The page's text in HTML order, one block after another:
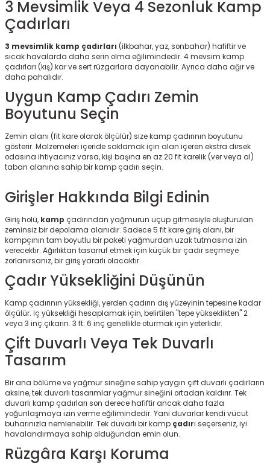
3 Mevsimlik Veya 4 Sezonluk Kamp
Çadırları
3 mevsimlik kamp çadırları (ilkbahar, yaz, sonbahar) hafiftir ve
sıcak havalarda daha serin olma eğilimindedir. 4 mevsim kamp
çadırları (kış) kar ve sert rüzgarlara dayanabilir. Ayrıca daha ağır ve
daha pahalıdır.
Uygun Kamp Çadırı Zemin
Boyutunu Seçin
Zemin alanı (fit kare olarak ölçülür) size kamp çadırının boyutunu
gösterir. Malzemeleri içeride saklamak için alan içeren ekstra dirsek
odasına ihtiyacınız varsa, kişi başına en az 20 fit karelik (ver veya al)
taban alanına sahip bir kamp çadırı seçin.
Girişler Hakkında Bilgi Edinin
Giriş holü, kamp çadırından yağmurun uçup gitmesiyle oluşturulan
zeminsiz bir depolama alanıdır. Sadece 5 fit kare giriş alanı, bir
kampçının tam boyutlu bir paketi yağmurdan uzak tutmasına izin
verecektir. Ağırlıktan tasarruf etmek için küçük bir çadır seçmeye
zorlanırsanız, bir giriş yararlı olacaktır.
Çadır Yüksekliğini Düşünün
Kamp çadırının yüksekliği, yerden çadırın dış yüzeyinin tepesine kadar
ölçülür. İç yüksekliği hesaplamak için, belirtilen "tepe yükseklikten" 2
veya 3 inç çıkarın. 3 ft. 6 inç genellikle oturmak için yeterlidir.
Çift Duvarlı Veya Tek Duvarlı
Tasarım
Bir ana bölüme ve yağmur sineğine sahip yaygın çift duvarlı çadırların
aksine, tek duvarlı tasarımlar yağmur sineğini ortadan kaldırır. Tek
duvarlı kamp çadırları son derece hafiftir ancak daha fazla
yoğunlaşmaya izin verme eğilimindedir. Yani duvarlar kendi vücut
buharınızla nemlenebilir. Tek duvarlı bir kamp çadırı seçerseniz, iyi
havalandırmaya sahip olduğundan emin olun.
Rüzgâra Karşı Koruma